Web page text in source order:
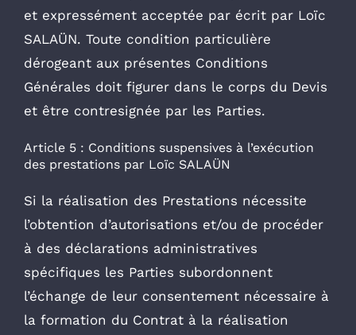
et expressément acceptée par écrit par Loïc
SALAÜN. Toute condition particulière
dérogeant aux présentes Conditions
Générales doit figurer dans le corps du Devis
et être contresignée par les Parties.
Article 5 : Conditions suspensives à l’exécution
des prestations par Loïc SALAÜN
Si la réalisation des Prestations nécessite
l’obtention d’autorisations et/ou de procéder
à des déclarations administratives
spécifiques les Parties subordonnent
l’échange de leur consentement nécessaire à
la formation du Contrat à la réalisation